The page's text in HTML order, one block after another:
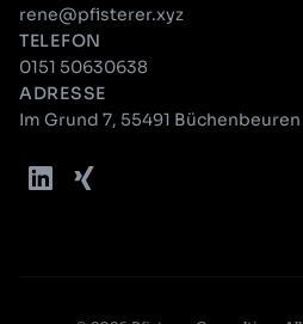
rene@pfisterer.xyz
TELEFON
0151 50630638
ADRESSE
Im Grund 7, 55491 Büchenbeuren